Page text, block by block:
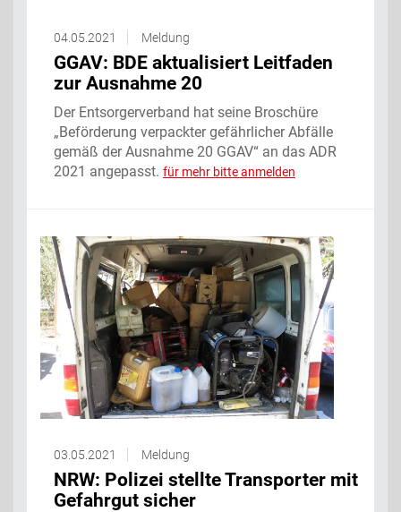
04.05.2021 Meldung
GGAV: BDE aktualisiert Leitfaden
zur Ausnahme 20
Der Entsorgerverband hat seine Broschüre
„Beförderung verpackter gefährlicher Abfälle
gemäß der Ausnahme 20 GGAV“ an das ADR
2021 angepasst. für mehr bitte anmelden
03.05.2021 Meldung
NRW: Polizei stellte Transporter mit
Gefahrgut sicher